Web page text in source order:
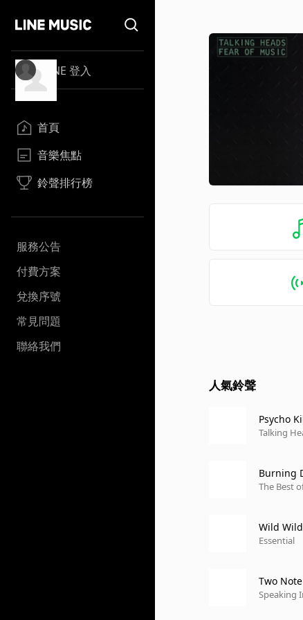
LINE 登入
首頁
音樂焦點
鈴聲排行榜
服務公告
付費方案
兌換序號
常見問題
聯絡我們
人氣鈴聲
Psycho
Talking
Burning
The Best
Wild
Essential
Two
Speaking